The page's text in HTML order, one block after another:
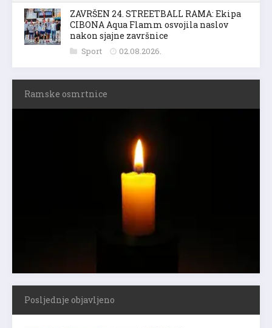
ZAVRŠEN 24. STREETBALL RAMA: Ekipa
CIBONA Aqua Flamm osvojila naslov
nakon sjajne završnice
Sport 02.08.2026.
Ramske osmrtnice
Posljednje objavljeno